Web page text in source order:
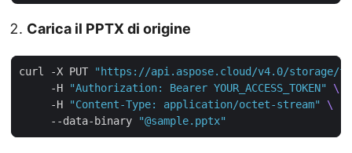
Carica il PPTX di origine
curl -X PUT
"https://api.aspose.cloud/v4.0/storage/
     -H
"Authorization: Bearer YOUR_ACCESS_TOKEN"
     -H
"Content-Type: application/octet-stream"
     --data-binary
"@sample.pptx"